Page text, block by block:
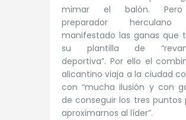
mimar el balón.
preparador
manifestado las ganas que
su plantilla de
deportiva”. Por ello el
alicantino viaja a la ciudad
con “mucha ilusión y con
de conseguir los tres puntos
aproximarnos al líder”.